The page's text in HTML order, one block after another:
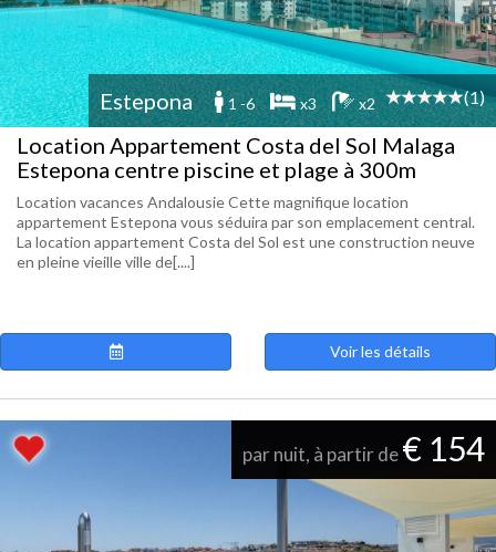
Estepona 1 -6 x3 x2 (1)
Location Appartement Costa del Sol Malaga
Estepona centre piscine et plage à 300m
Location vacances Andalousie Cette magnifique location
appartement Estepona vous séduira par son emplacement central.
La location appartement Costa del Sol est une construction neuve
en pleine vieille ville de[....]
Voir les détails
par nuit, à partir de€ 154